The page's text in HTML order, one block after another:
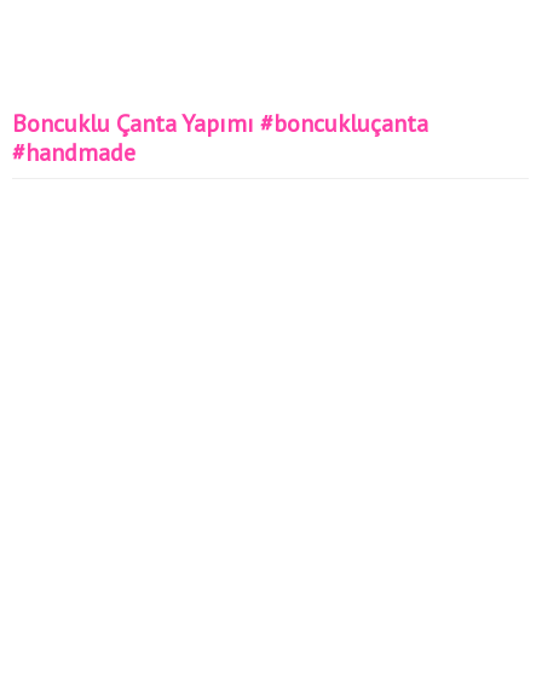
Boncuklu Çanta Yapımı #boncukluçanta
#handmade